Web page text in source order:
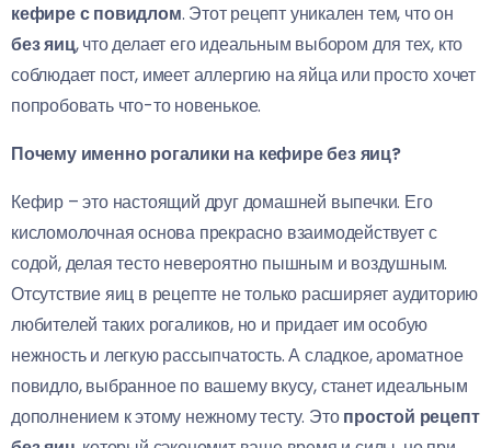
кефире с повидлом. Этот рецепт уникален тем, что он
без яиц, что делает его идеальным выбором для тех, кто
соблюдает пост, имеет аллергию на яйца или просто хочет
попробовать что-то новенькое.
Почему именно рогалики на кефире без яиц?
Кефир – это настоящий друг домашней выпечки. Его
кисломолочная основа прекрасно взаимодействует с
содой, делая тесто невероятно пышным и воздушным.
Отсутствие яиц в рецепте не только расширяет аудиторию
любителей таких рогаликов, но и придает им особую
нежность и легкую рассыпчатость. А сладкое, ароматное
повидло, выбранное по вашему вкусу, станет идеальным
дополнением к этому нежному тесту. Этопростой рецепт